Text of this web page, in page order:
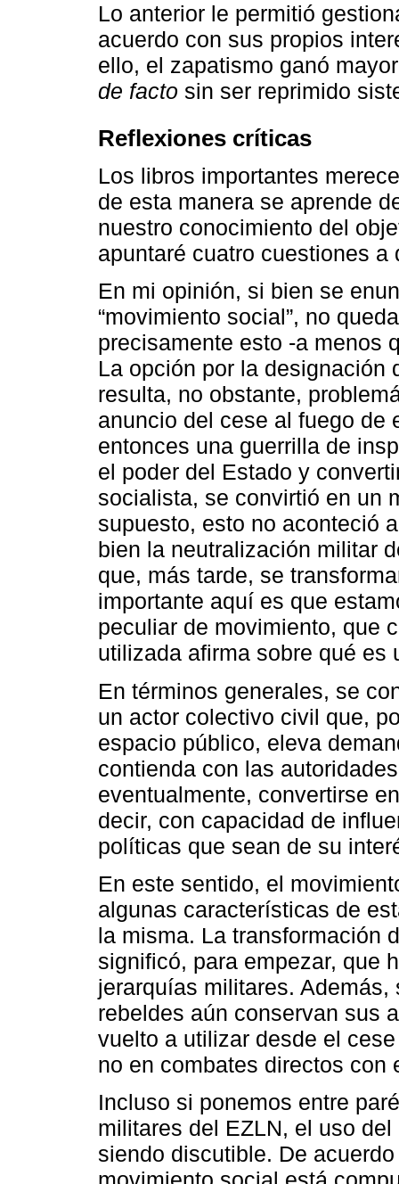
Lo anterior le permitió
acuerdo con sus propios
ello, el zapatismo ganó
de facto sin ser reprimido
Reflexiones críticas
Los libros importantes
de esta manera se aprende
nuestro conocimiento del
apuntaré cuatro cuestiones a
En mi opinión, si bien se
“movimiento social”, no
precisamente esto -a menos
La opción por la designación
resulta, no obstante,
anuncio del cese al fuego de
entonces una guerrilla de
el poder del Estado y
socialista, se convirtió en un
supuesto, esto no aconteció
bien la neutralización militar
que, más tarde, se
importante aquí es que
peculiar de movimiento, que
utilizada afirma sobre qué es
En términos generales, se
un actor colectivo civil que,
espacio público, eleva
contienda con las
eventualmente, convertirse
decir, con capacidad de
políticas que sean de su
En este sentido, el
algunas características de
la misma. La transformación
significó, para empezar, que
jerarquías militares.
rebeldes aún conservan sus
vuelto a utilizar desde el
no en combates directos con
Incluso si ponemos entre
militares del EZLN, el uso
siendo discutible. De